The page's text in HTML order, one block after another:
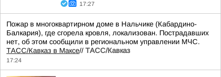
17:27
Пожар в многоквартирном доме в Нальчике (Кабардино-
Балкария), где сгорела кровля, локализован. Пострадавших
нет, об этом сообщили в региональном управлении МЧС.
ТАСС/Кавказ в Максе// ТАСС/Кавказ
17:24